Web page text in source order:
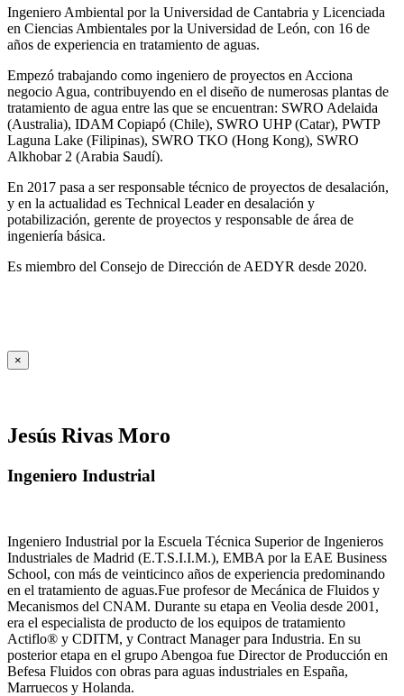
Ingeniero Ambiental por la Universidad de Cantabria y Licenciada
en Ciencias Ambientales por la Universidad de León, con 16 de
años de experiencia en tratamiento de aguas.
Empezó trabajando como ingeniero de proyectos en Acciona
negocio Agua, contribuyendo en el diseño de numerosas plantas de
tratamiento de agua entre las que se encuentran: SWRO Adelaida
(Australia), IDAM Copiapó (Chile), SWRO UHP (Catar), PWTP
Laguna Lake (Filipinas), SWRO TKO (Hong Kong), SWRO
Alkhobar 2 (Arabia Saudí).
En 2017 pasa a ser responsable técnico de proyectos de desalación,
y en la actualidad es Technical Leader en desalación y
potabilización, gerente de proyectos y responsable de área de
ingeniería básica.
Es miembro del Consejo de Dirección de AEDYR desde 2020.
×
Jesús Rivas Moro
Ingeniero Industrial
Ingeniero Industrial por la Escuela Técnica Superior de Ingenieros
Industriales de Madrid (E.T.S.I.I.M.), EMBA por la EAE Business
School, con más de veinticinco años de experiencia predominando
en el tratamiento de aguas.Fue profesor de Mecánica de Fluidos y
Mecanismos del CNAM. Durante su etapa en Veolia desde 2001,
era el especialista de producto de los equipos de tratamiento
Actiflo® y CDITM, y Contract Manager para Industria. En su
posterior etapa en el grupo Abengoa fue Director de Producción en
Befesa Fluidos con obras para aguas industriales en España,
Marruecos y Holanda.